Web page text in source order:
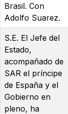
Brasil. Con
Adolfo Suarez.
S.E. El Jefe del
Estado,
acompañado de
SAR el príncipe
de España y el
Gobierno en
pleno, ha